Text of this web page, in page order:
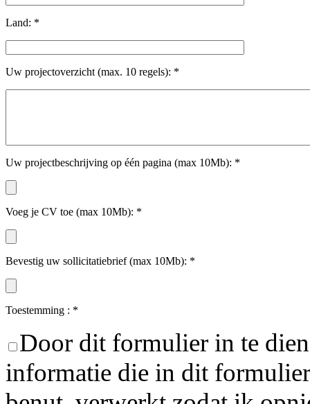
Land: *
Uw projectoverzicht (max. 10 regels): *
Uw projectbeschrijving op één pagina (max 10Mb): *
Voeg je CV toe (max 10Mb): *
Bevestig uw sollicitatiebrief (max 10Mb): *
Toestemming : *
Door dit formulier in te
informatie die in dit